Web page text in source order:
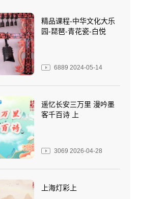
精品课程-中华文化大乐
园-琵琶-青花瓷-白悦
6889 2024-05-14
遥忆长安三万里 漫吟墨
客千百诗 上
3069 2026-04-28
上海灯彩上